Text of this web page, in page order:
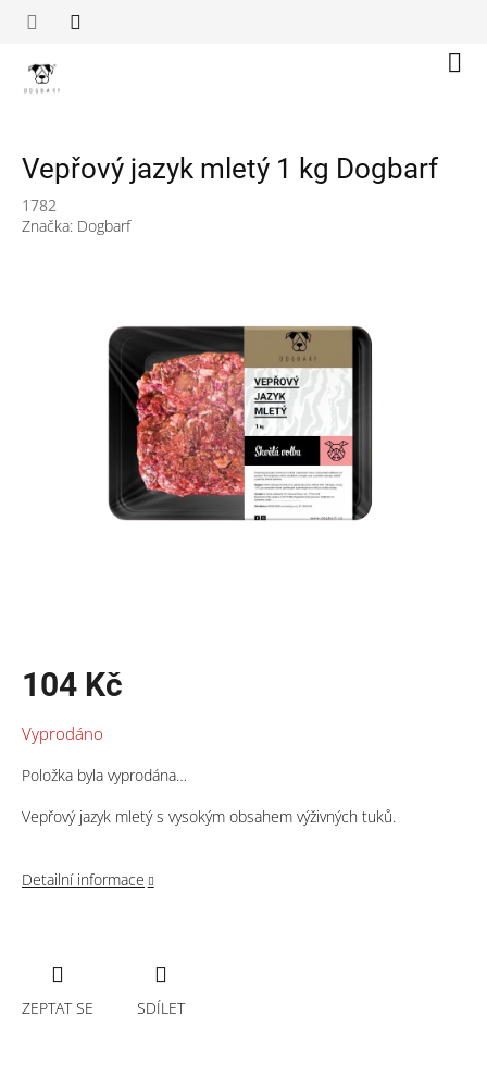
Vepřový jazyk mletý 1 kg Dogbarf
1782
Značka: Dogbarf
104 Kč
cena:
Vyprodáno
Položka byla vyprodána…
Vepřový jazyk mletý s vysokým obsahem výživných tuků.
Detailní informace
ZEPTAT SE SDÍLET